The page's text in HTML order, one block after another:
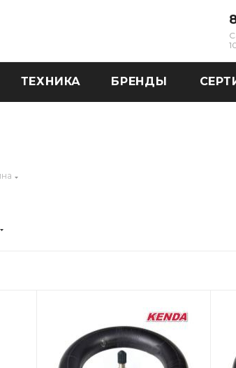
ТЕХНИКА БРЕНДЫ